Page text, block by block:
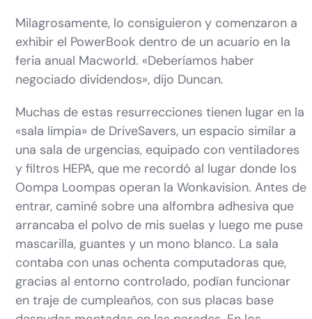
Milagrosamente, lo consiguieron y comenzaron a
exhibir el PowerBook dentro de un acuario en la
feria anual Macworld. «Deberíamos haber
negociado dividendos», dijo Duncan.
Muchas de estas resurrecciones tienen lugar en la
«sala limpia» de DriveSavers, un espacio similar a
una sala de urgencias, equipado con ventiladores
y filtros HEPA, que me recordó al lugar donde los
Oompa Loompas operan la Wonkavision. Antes de
entrar, caminé sobre una alfombra adhesiva que
arrancaba el polvo de mis suelas y luego me puse
mascarilla, guantes y un mono blanco. La sala
contaba con unas ochenta computadoras que,
gracias al entorno controlado, podían funcionar
en traje de cumpleaños, con sus placas base